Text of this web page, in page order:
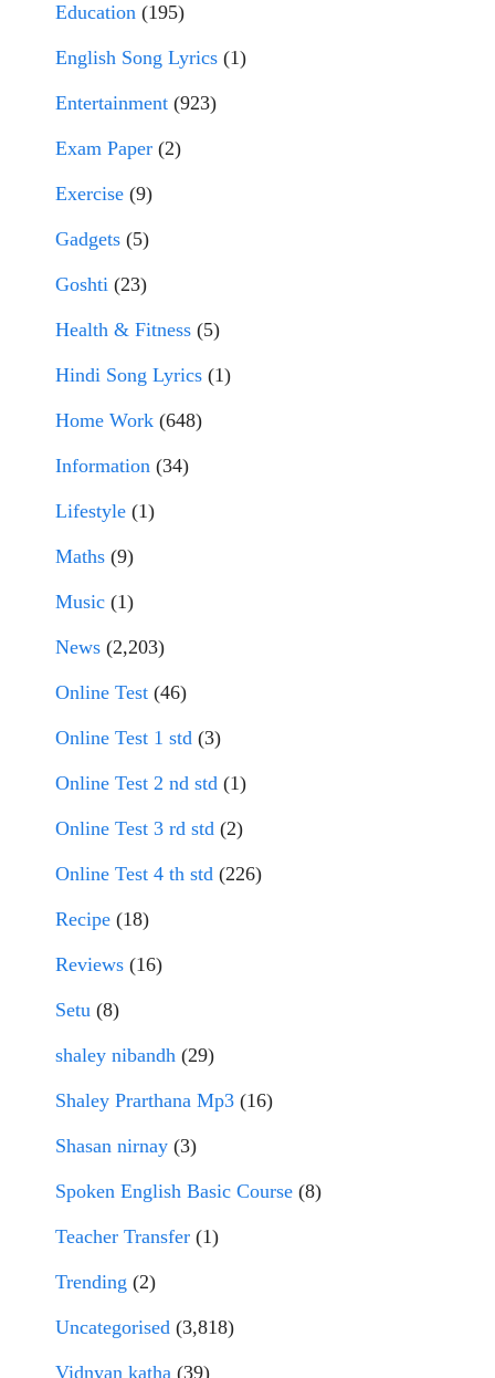
Education (195)
English Song Lyrics (1)
Entertainment (923)
Exam Paper (2)
Exercise (9)
Gadgets (5)
Goshti (23)
Health & Fitness (5)
Hindi Song Lyrics (1)
Home Work (648)
Information (34)
Lifestyle (1)
Maths (9)
Music (1)
News (2,203)
Online Test (46)
Online Test 1 std (3)
Online Test 2 nd std (1)
Online Test 3 rd std (2)
Online Test 4 th std (226)
Recipe (18)
Reviews (16)
Setu (8)
shaley nibandh (29)
Shaley Prarthana Mp3 (16)
Shasan nirnay (3)
Spoken English Basic Course (8)
Teacher Transfer (1)
Trending (2)
Uncategorised (3,818)
Vidnyan katha (39)